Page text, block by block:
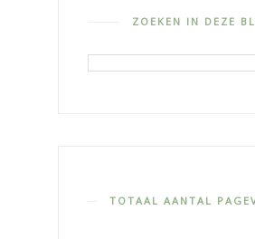
ZOEKEN IN DEZE
TOTAAL AANTAL